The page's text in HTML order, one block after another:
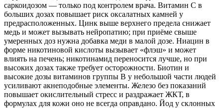
саркоидозом — только под контролем врача. Витамин С в
больших дозах повышает риск оксалатных камней у
предрасположенных. Цинк выше верхнего предела снижает
медь и может вызывать нейропатию; при приёме свыше
умеренных доз нужна добавка меди в малой дозе. Ниацин в
форме никотиновой кислоты вызывает «флэш» и может
влиять на печень; никотинамид переносится лучше, но при
высоких дозах также требует осторожности. Биотин и
высокие дозы витаминов группы B у небольшой части людей
усиливают акнеподобные элементы. Железо без показаний
повышает окислительный стресс и раздражает ЖКТ, в
формулах для кожи оно не всегда оправдано. Йод у склонных